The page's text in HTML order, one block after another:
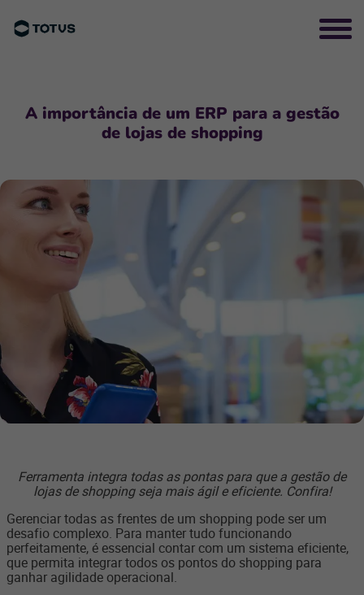
A importância de um ERP para a gestão
de lojas de shopping
Ferramenta integra todas as pontas para que a gestão de
lojas de shopping seja mais ágil e eficiente. Confira!
Gerenciar todas as frentes de um shopping pode ser um
desafio complexo. Para manter tudo funcionando
perfeitamente, é essencial contar com um sistema eficiente,
que permita integrar todos os pontos do shopping para
ganhar agilidade operacional.